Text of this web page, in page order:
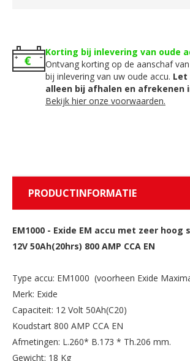
Korting bij inlevering van oude
Ontvang korting op de aanschaf
bij inlevering van uw oude accu. Let
alleen bij afhalen en afrekenen
Bekijk hier onze voorwaarden.
PRODUCTINFORMATIE
EM1000 - Exide EM accu met zeer
12V 50Ah(20hrs) 800 AMP CCA EN
Type accu: EM1000 (voorheen Exide
Merk: Exide
Capaciteit: 12 Volt 50Ah(C20)
Koudstart 800 AMP CCA EN
Afmetingen: L.260* B.173 * Th.206 mm.
Gewicht: 18 Kg